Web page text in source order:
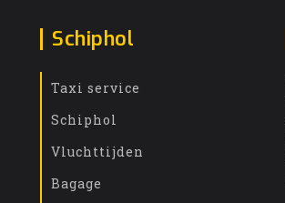
Schiphol
Taxi service
Schiphol
Vluchttijden
Bagage